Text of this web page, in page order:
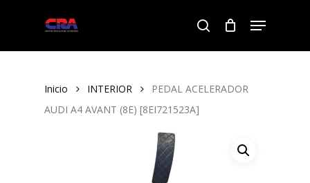
search
Menu
Inicio INTERIOR
PEDAL ACELERADOR
AUDI A4 AVANT (8E) [8EI721523A]